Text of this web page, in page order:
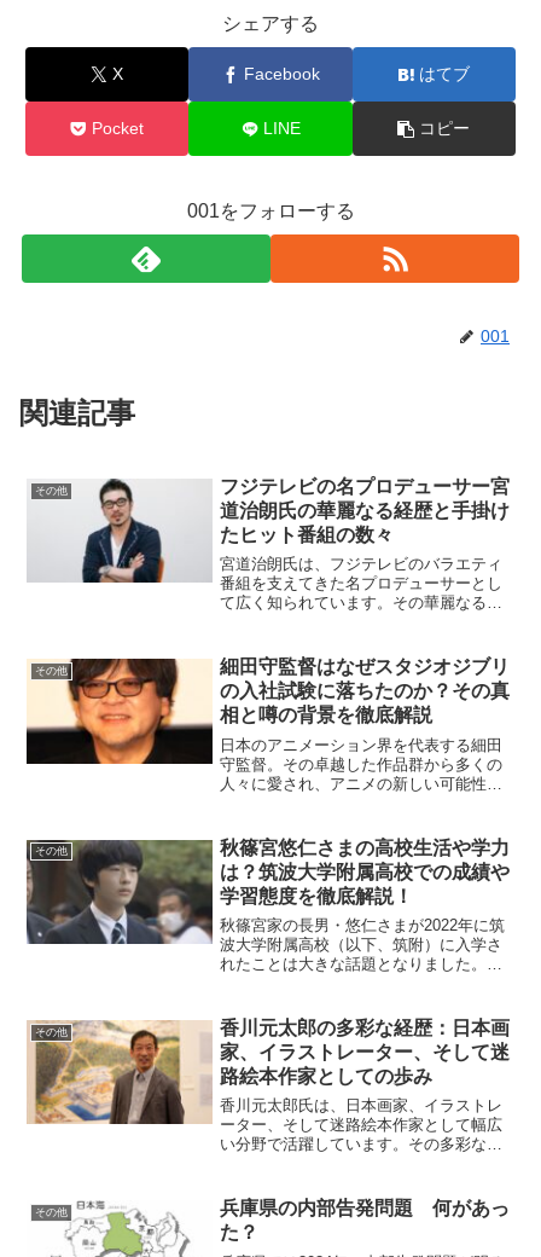
シェアする
X Facebook はてブ
Pocket LINE コピー
001をフォローする
001
関連記事
その他
フジテレビの名プロデューサー宮
道治朗氏の華麗なる経歴と手掛け
たヒット番組の数々
宮道治朗氏は、フジテレビのバラエティ
番組を支えてきた名プロデューサーとし
て広く知られています。その華麗なる経
は、宮道氏の経歴やプロデュースした番
組、彼が残した功績につい...
その他
細田守監督はなぜスタジオジブリ
の入社試験に落ちたのか？その真
相と噂の背景を徹底解説
日本のアニメーション界を代表する細田
守監督。その卓越した作品群から多くの
人々に愛され、アニメの新しい可能性を
エピソードは、多くのファンを驚かせま
した。この話がなぜ語り継...
その他
秋篠宮悠仁さまの高校生活や学力
は？筑波大学附属高校での成績や
学習態度を徹底解説！
秋篠宮家の長男・悠仁さまが2022年に筑
波大学附属高校（以下、筑附）に入学さ
れたことは大きな話題となりました。同
す。しかし、その中で悠仁さまの学力や
成績に関する報道には...
その他
香川元太郎の多彩な経歴：日本画
家、イラストレーター、そして迷
路絵本作家としての歩み
香川元太郎氏は、日本画家、イラストレ
ーター、そして迷路絵本作家として幅広
い分野で活躍しています。その多彩な経
人生と活動に焦点を当て、その魅力を徹
底解説します。香川元太郎...
その他
兵庫県の内部告発問題 何があっ
た？